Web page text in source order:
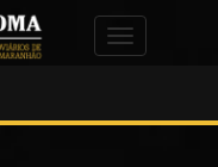
Alternar